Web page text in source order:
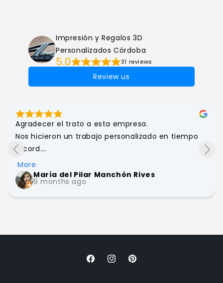
Impresión y Regalos 3D
Personalizados Córdoba
5.0 31 reviews
Review us
Agradecer el trato a esta empresa.
Nos hicieron un trabajo personalizado en tiempo
récord.
Además fueron capaces de solucionar un
percance ajeno a ellos inmediatamente.
Por supuesto que los recomiendo!
Seguro que algun trabajo más les encargaré!
More
María del Pilar Manchón Rives
9 months ago
FacebookInstagramPinterest